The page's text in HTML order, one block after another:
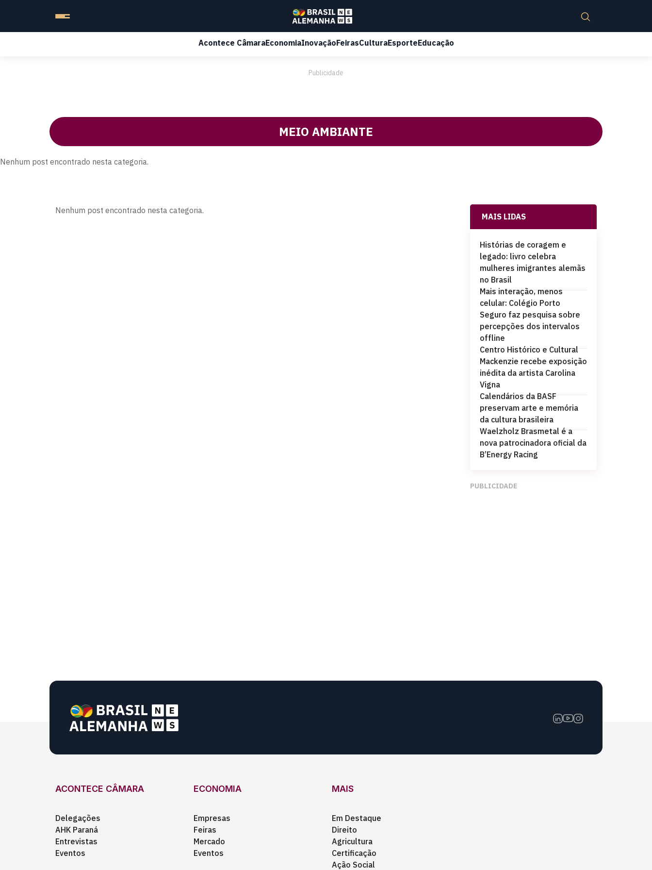
Acontece CâmaraEconomiaInovaçãoFeirasCulturaEsporteEducação
Publicidade
MEIO AMBIANTE
Nenhum post encontrado nesta categoria.
Nenhum post encontrado nesta categoria.
MAIS LIDAS
Histórias de coragem e
legado: livro celebra
mulheres imigrantes alemãs
no Brasil
Mais interação, menos
celular: Colégio Porto
Seguro faz pesquisa sobre
percepções dos intervalos
offline
Centro Histórico e Cultural
Mackenzie recebe exposição
inédita da artista Carolina
Vigna
Calendários da BASF
preservam arte e memória
da cultura brasileira
Waelzholz Brasmetal é a
nova patrocinadora oficial da
B’Energy Racing
PUBLICIDADE
ACONTECE CÂMARA
Delegações
AHK Paraná
Entrevistas
Eventos
ECONOMIA
Empresas
Feiras
Mercado
Eventos
MAIS
Em Destaque
Direito
Agricultura
Certificação
Ação Social